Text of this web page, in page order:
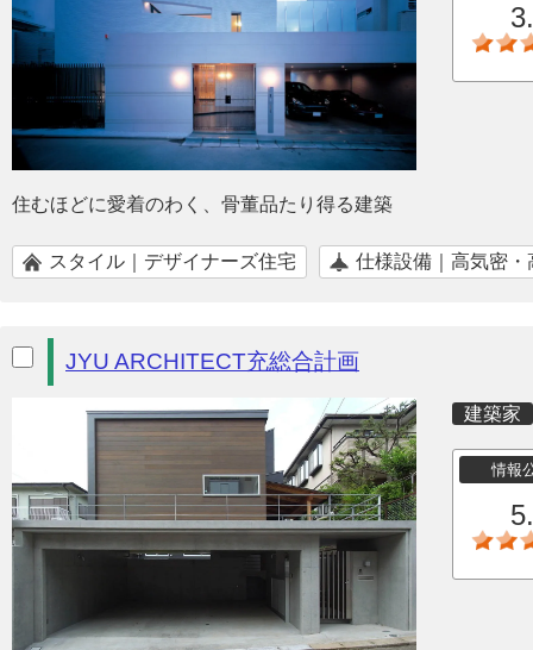
住むほどに愛着のわく、骨董品たり得る建築
スタイル｜デザイナーズ住宅 仕様設備｜高気密・
JYU ARCHITECT充総合計画
建築家
情報